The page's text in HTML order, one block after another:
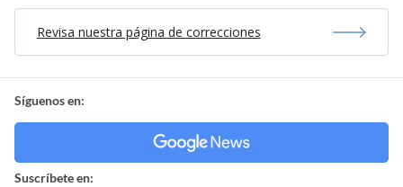
Revisa nuestra página de correcciones
Síguenos en:
Suscríbete en: